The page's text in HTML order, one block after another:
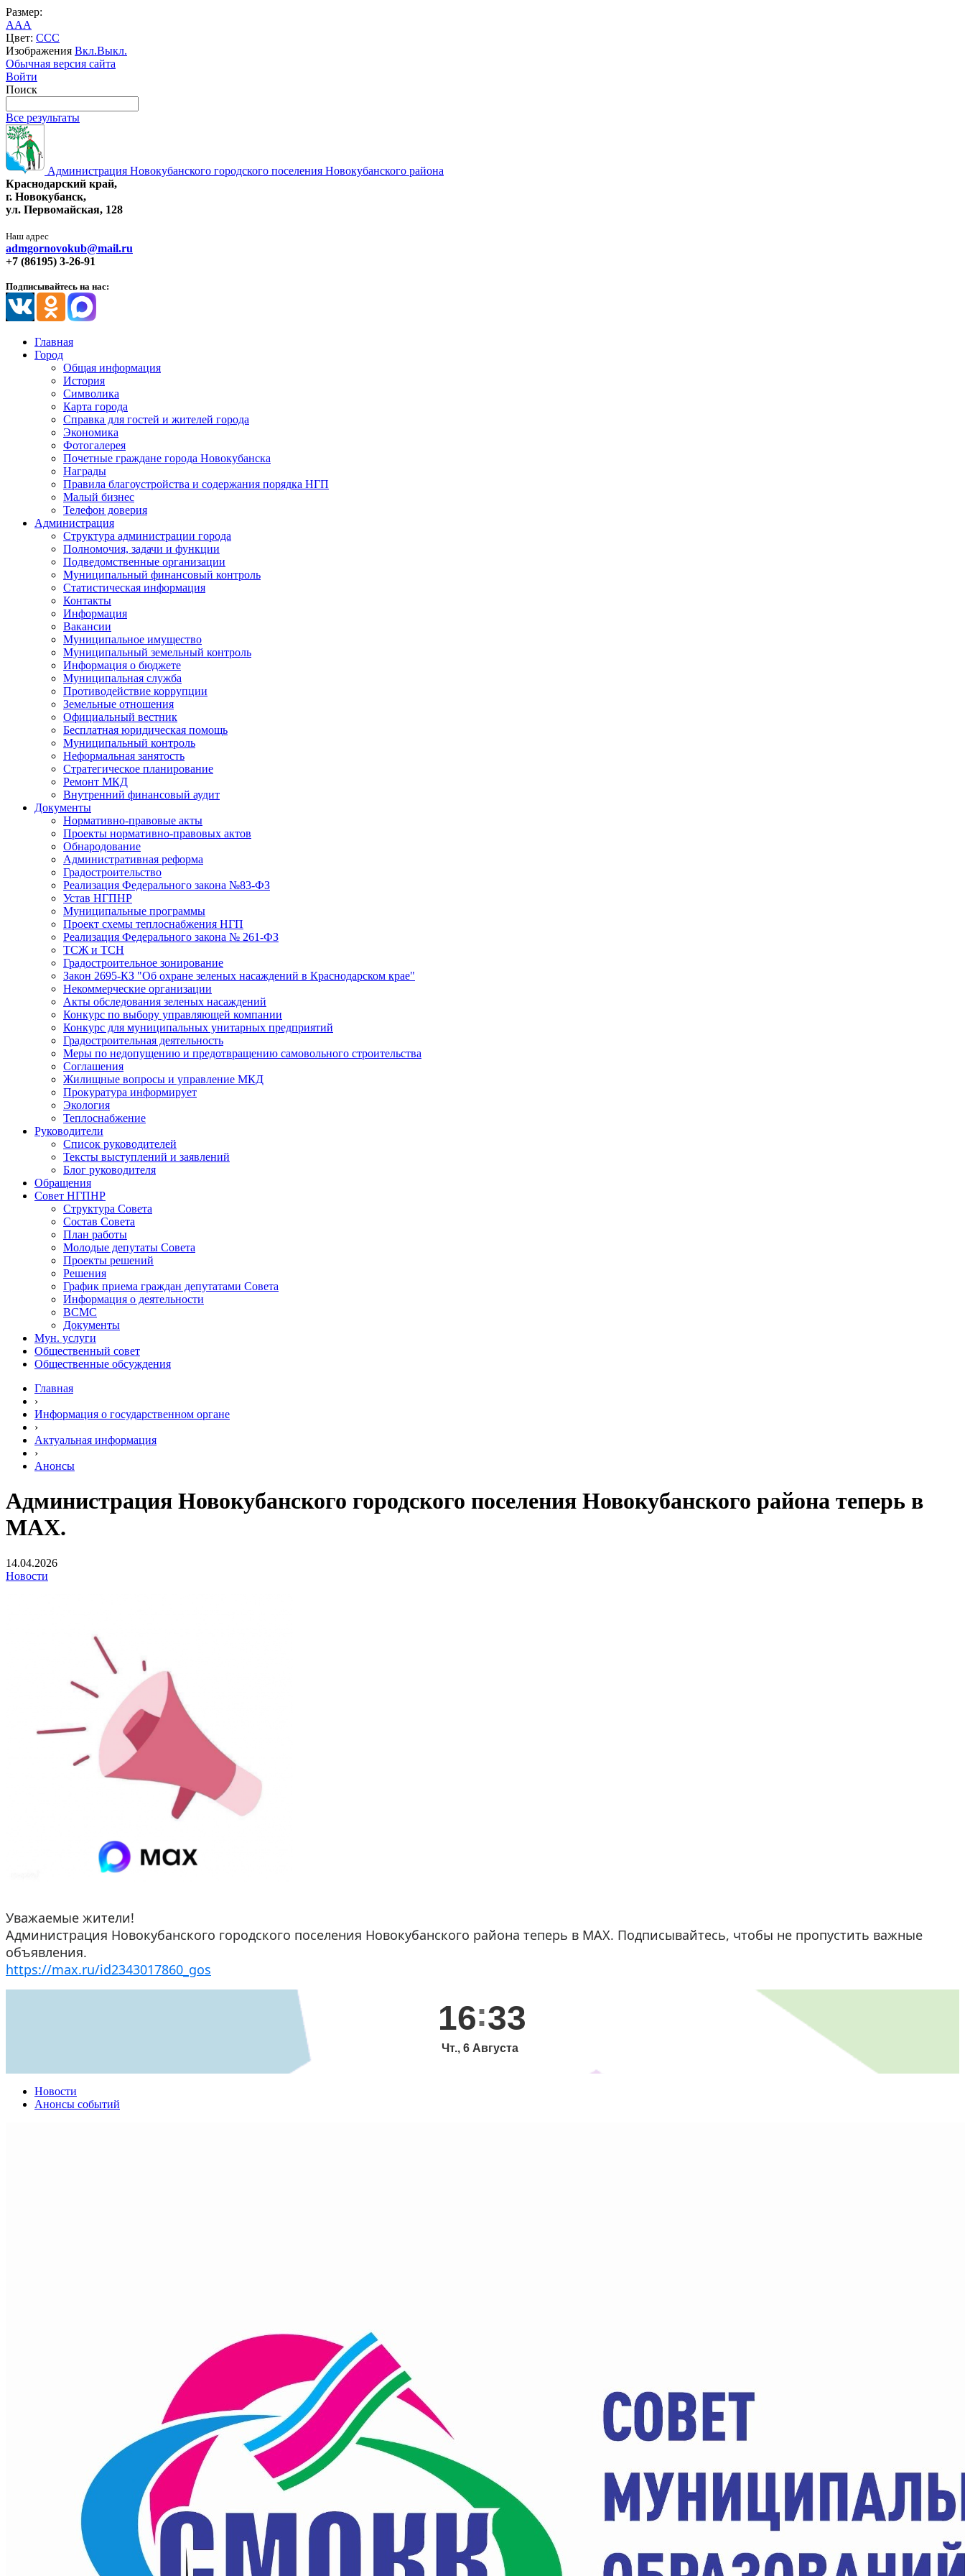
Размер:
AAA
Цвет: CCC
Изображения Вкл.Выкл.
Обычная версия сайта
Войти
Поиск
Все результаты
Администрация Новокубанского городского поселения Новокубанского района
Краснодарский край,
г. Новокубанск,
ул. Первомайская, 128
Наш адрес
admgornovokub@mail.ru
+7 (86195) 3-26-91
Подписывайтесь на нас:
Главная
Город
Общая информация
История
Символика
Карта города
Справка для гостей и жителей города
Экономика
Фотогалерея
Почетные граждане города Новокубанска
Награды
Правила благоустройства и содержания порядка НГП
Малый бизнес
Телефон доверия
Администрация
Структура администрации города
Полномочия, задачи и функции
Подведомственные организации
Муниципальный финансовый контроль
Статистическая информация
Контакты
Информация
Вакансии
Муниципальное имущество
Муниципальный земельный контроль
Информация о бюджете
Муниципальная служба
Противодействие коррупции
Земельные отношения
Официальный вестник
Бесплатная юридическая помощь
Муниципальный контроль
Неформальная занятость
Стратегическое планирование
Ремонт МКД
Внутренний финансовый аудит
Документы
Нормативно-правовые акты
Проекты нормативно-правовых актов
Обнародование
Административная реформа
Градостроительство
Реализация Федерального закона №83-ФЗ
Устав НГПНР
Муниципальные программы
Проект схемы теплоснабжения НГП
Реализация Федерального закона № 261-ФЗ
ТСЖ и ТСН
Градостроительное зонирование
Закон 2695-КЗ "Об охране зеленых насаждений в Краснодарском крае"
Некоммерческие организации
Акты обследования зеленых насаждений
Конкурс по выбору управляющей компании
Конкурс для муниципальных унитарных предприятий
Градостроительная деятельность
Меры по недопущению и предотвращению самовольного строительства
Соглашения
Жилищные вопросы и управление МКД
Прокуратура информирует
Экология
Теплоснабжение
Руководители
Список руководителей
Тексты выступлений и заявлений
Блог руководителя
Обращения
Совет НГПНР
Структура Совета
Состав Совета
План работы
Молодые депутаты Совета
Проекты решений
Решения
График приема граждан депутатами Совета
Информация о деятельности
ВСМС
Документы
Мун. услуги
Общественный совет
Общественные обсуждения
Главная
›
Информация о государственном органе
›
Актуальная информация
›
Анонсы
Администрация Новокубанского городского поселения Новокубанского района теперь в
МАХ.
14.04.2026
Новости
Уважаемые жители!
Администрация Новокубанского городского поселения Новокубанского района теперь в МАХ. Подписывайтесь, чтобы не пропустить важные
объявления.
https://max.ru/id2343017860_gos
16 33
Чт., 6 Августа
Новости
Анонсы событий